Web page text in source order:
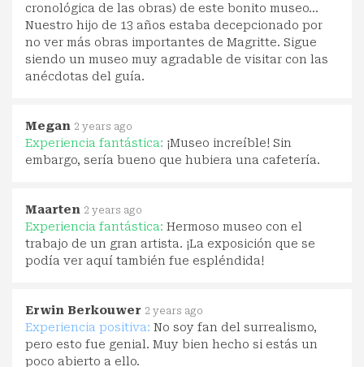
cronológica de las obras) de este bonito museo...
Nuestro hijo de 13 años estaba decepcionado por
no ver más obras importantes de Magritte. Sigue
siendo un museo muy agradable de visitar con las
anécdotas del guía.
Megan 2 years ago
Experiencia fantástica: ¡Museo increíble! Sin
embargo, sería bueno que hubiera una cafetería.
Maarten 2 years ago
Experiencia fantástica: Hermoso museo con el
trabajo de un gran artista. ¡La exposición que se
podía ver aquí también fue espléndida!
Erwin Berkouwer 2 years ago
Experiencia positiva: No soy fan del surrealismo,
pero esto fue genial. Muy bien hecho si estás un
poco abierto a ello.